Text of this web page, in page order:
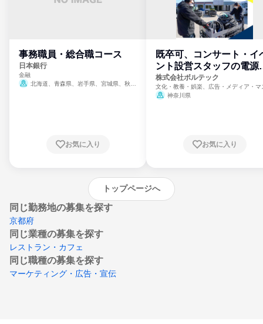
事務職員・総合職コース
日本銀行
金融
北海道、青森県、岩手県、宮城県、秋田
崎県、熊本県、大分県、宮崎県、鹿児島県、
お気に入り
既卒可、コンサート・イ
ント設営スタッフの電源
門
株式会社ボルテック
文化・教養・娯楽、広告・メディア・マ
ミ、電力・ガス・水道・エネルギー
神奈川県
お気に入り
トップページへ
同じ勤務地の募集を探す
京都府
同じ業種の募集を探す
レストラン・カフェ
同じ職種の募集を探す
マーケティング・広告・宣伝